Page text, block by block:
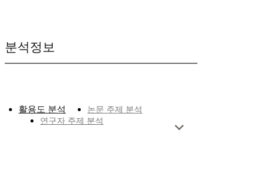
분석정보
활용도 분석
논문 주제 분석
연구자 주제 분석